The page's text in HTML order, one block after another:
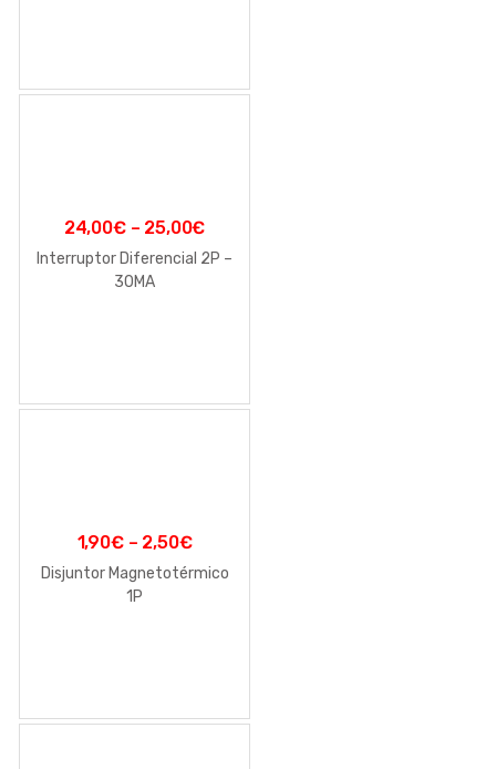
24,00€– 25,00€
Interruptor Diferencial 2P –
30MA
1,90€– 2,50€
Disjuntor Magnetotérmico
1P